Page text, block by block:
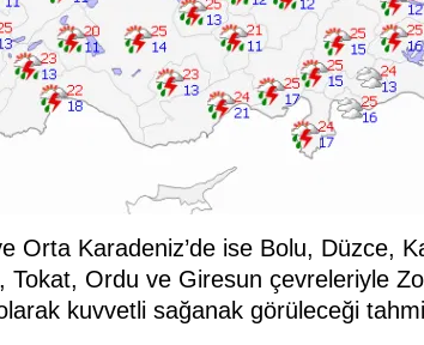
Orta Karadeniz’de ise Bolu, Düzce,
Ordu ve Giresun çevreleriyle
kuvvetli sağanak görüleceği